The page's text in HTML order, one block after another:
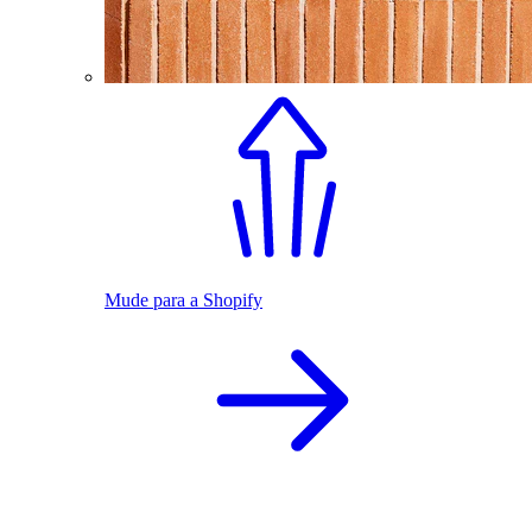
Mude para a Shopify